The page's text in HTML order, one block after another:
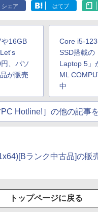
シェア はてブ
16GB
、パソ
が販売
Core i5-
SSD搭載の
Laptop 5」
ML
中
PC Hotline!］の他の記事
ランク中古品]の販
トップページに戻る